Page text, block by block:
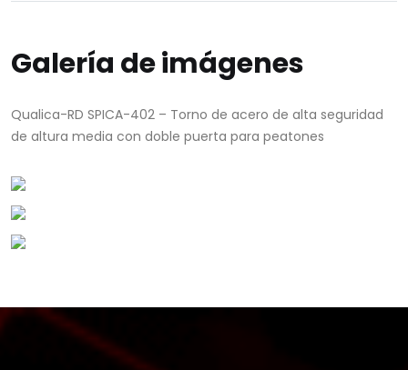
Galería de imágenes
Qualica-RD SPICA-402 – Torno de acero de alta seguridad
de altura media con doble puerta para peatones